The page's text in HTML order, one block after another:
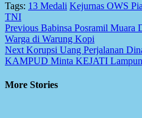
Tags: 13 Medali Kejurnas OWS
TNI
Post
navigation
Previous Babinsa Posramil Muara
Warga di Warung Kopi
Next Korupsi Uang Perjalanan
KAMPUD Minta KEJATI
More Stories